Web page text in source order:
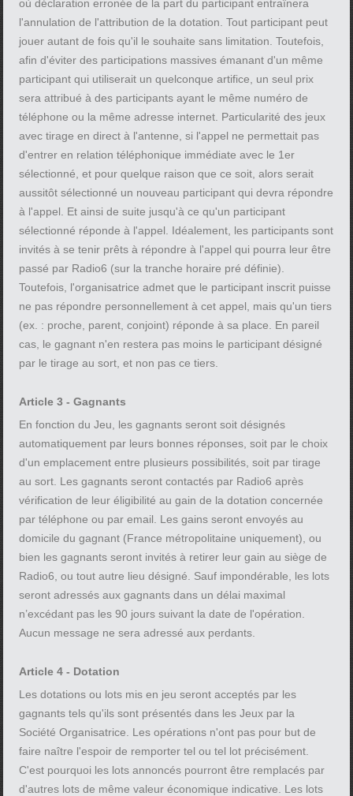
où déclaration erronée de la part du participant entraînera
l'annulation de l'attribution de la dotation. Tout participant peut
jouer autant de fois qu'il le souhaite sans limitation. Toutefois,
afin d'éviter des participations massives émanant d'un même
participant qui utiliserait un quelconque artifice, un seul prix
sera attribué à des participants ayant le même numéro de
téléphone ou la même adresse internet. Particularité des jeux
avec tirage en direct à l'antenne, si l'appel ne permettait pas
d'entrer en relation téléphonique immédiate avec le 1er
sélectionné, et pour quelque raison que ce soit, alors serait
aussitôt sélectionné un nouveau participant qui devra répondre
à l'appel. Et ainsi de suite jusqu'à ce qu'un participant
sélectionné réponde à l'appel. Idéalement, les participants sont
invités à se tenir prêts à répondre à l'appel qui pourra leur être
passé par Radio6 (sur la tranche horaire pré définie).
Toutefois, l'organisatrice admet que le participant inscrit puisse
ne pas répondre personnellement à cet appel, mais qu'un tiers
(ex. : proche, parent, conjoint) réponde à sa place. En pareil
cas, le gagnant n'en restera pas moins le participant désigné
par le tirage au sort, et non pas ce tiers.
Article 3 - Gagnants
En fonction du Jeu, les gagnants seront soit désignés
automatiquement par leurs bonnes réponses, soit par le choix
d'un emplacement entre plusieurs possibilités, soit par tirage
au sort. Les gagnants seront contactés par Radio6 après
vérification de leur éligibilité au gain de la dotation concernée
par téléphone ou par email. Les gains seront envoyés au
domicile du gagnant (France métropolitaine uniquement), ou
bien les gagnants seront invités à retirer leur gain au siège de
Radio6, ou tout autre lieu désigné. Sauf impondérable, les lots
seront adressés aux gagnants dans un délai maximal
n’excédant pas les 90 jours suivant la date de l'opération.
Aucun message ne sera adressé aux perdants.
Article 4 - Dotation
Les dotations ou lots mis en jeu seront acceptés par les
gagnants tels qu'ils sont présentés dans les Jeux par la
Société Organisatrice. Les opérations n'ont pas pour but de
faire naître l'espoir de remporter tel ou tel lot précisément.
C'est pourquoi les lots annoncés pourront être remplacés par
d'autres lots de même valeur économique indicative. Les lots